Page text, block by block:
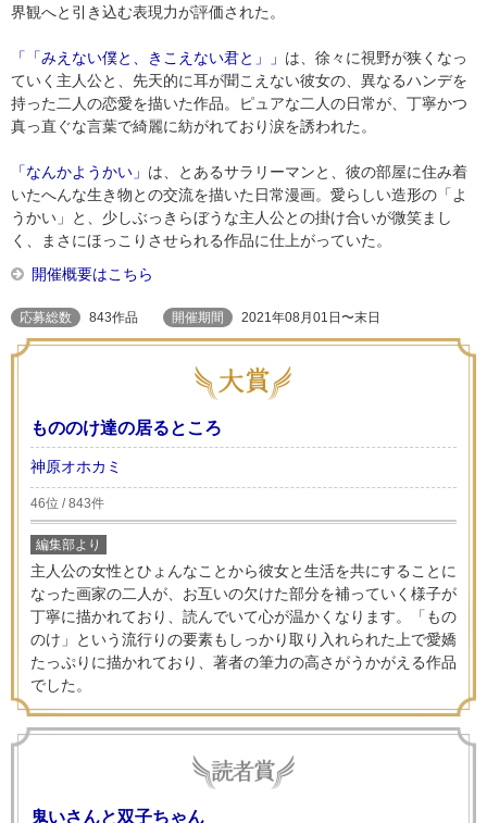
界観へと引き込む表現力が評価された。
「「みえない僕と、きこえない君と」」 は、徐々に視野が狭くなっ
ていく主人公と、先天的に耳が聞こえない彼女の、異なるハンデを
持った二人の恋愛を描いた作品。ピュアな二人の日常が、丁寧かつ
真っ直ぐな言葉で綺麗に紡がれており涙を誘われた。
「なんかようかい」 は、とあるサラリーマンと、彼の部屋に住み着
いたへんな生き物との交流を描いた日常漫画。愛らしい造形の「よ
うかい」と、少しぶっきらぼうな主人公との掛け合いが微笑まし
く、まさにほっこりさせられる作品に仕上がっていた。
開催概要はこちら
応募総数 843作品 開催期間 2021年08月01日〜末日
もののけ達の居るところ
神原オホカミ
46位 / 843件
編集部より
主人公の女性とひょんなことから彼女と生活を共にすることに
なった画家の二人が、お互いの欠けた部分を補っていく様子が
丁寧に描かれており、読んでいて心が温かくなります。「もの
のけ」という流行りの要素もしっかり取り入れられた上で愛嬌
たっぷりに描かれており、著者の筆力の高さがうかがえる作品
でした。
鬼いさんと双子ちゃん